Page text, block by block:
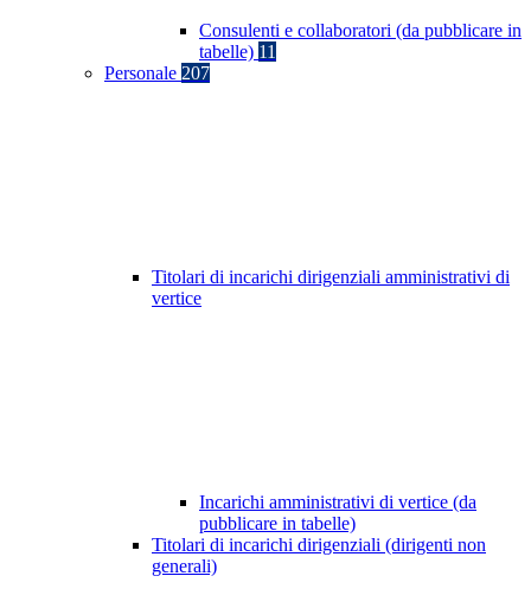
Consulenti e collaboratori (da pubblicare in
tabelle) 11
Personale 207
Titolari di incarichi dirigenziali amministrativi di
vertice
Incarichi amministrativi di vertice (da
pubblicare in tabelle)
Titolari di incarichi dirigenziali (dirigenti non
generali)